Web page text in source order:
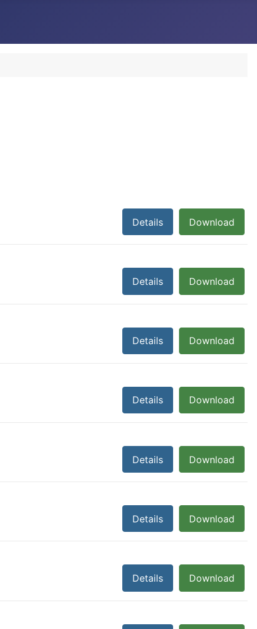
Download
Details
Download
Details
Download
Details
Download
Details
Download
Details
Download
Details
Download
Details